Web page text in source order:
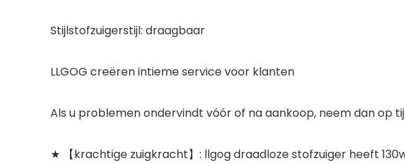
Stijlstofzuigerstijl: draagbaar
LLGOG creëren intieme service voor klanten
Als u problemen ondervindt vóór of na aankoop, neem dan op
★ 【krachtige zuigkracht】: llgog draadloze stofzuiger heeft